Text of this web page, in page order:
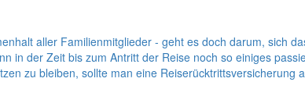
aller Familienmitglieder - geht es doch darum, sich
der Zeit bis zum Antritt der Reise noch so einiges
zu bleiben, sollte man eine Reiserücktrittsversicherung